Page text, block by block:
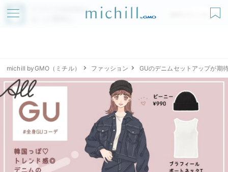
アプリでmichillが
無料ダウンロード
michill byGMO（ミチル） ファッション GUのデニムセットアップが期